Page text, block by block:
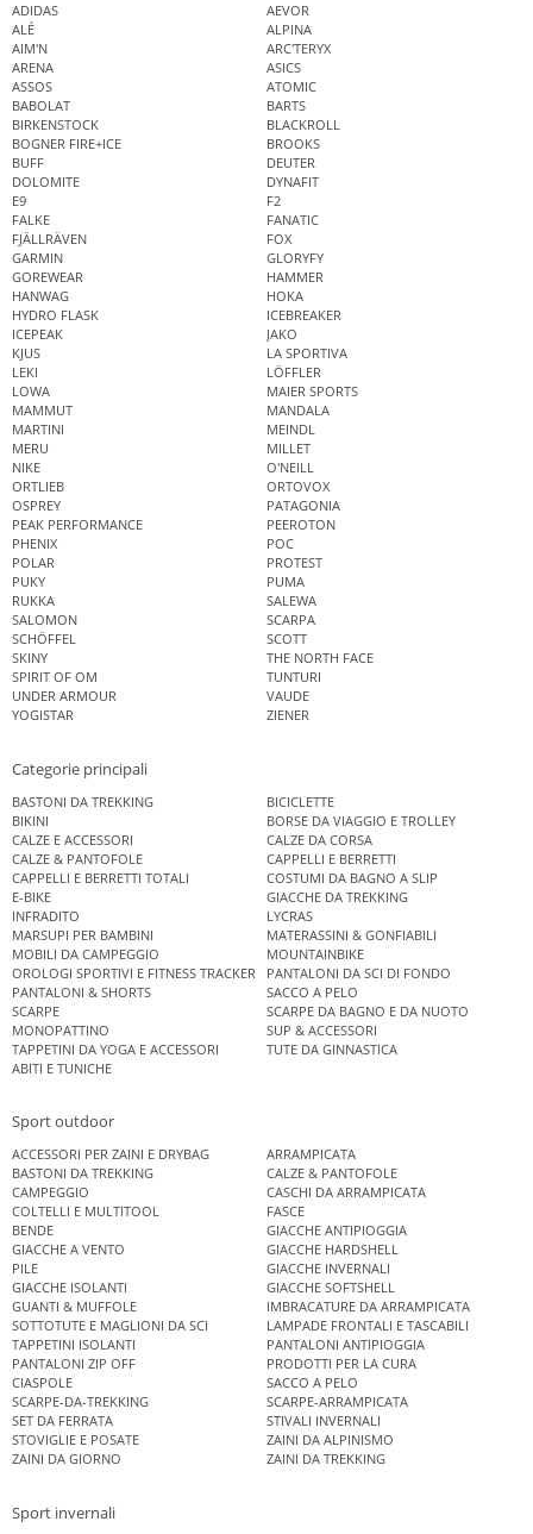
ADIDAS
AEVOR
ALÉ
ALPINA
AIM'N
ARC'TERYX
ARENA
ASICS
ASSOS
ATOMIC
BABOLAT
BARTS
BIRKENSTOCK
BLACKROLL
BOGNER FIRE+ICE
BROOKS
BUFF
DEUTER
DOLOMITE
DYNAFIT
E9
F2
FALKE
FANATIC
FJÄLLRÄVEN
FOX
GARMIN
GLORYFY
GOREWEAR
HAMMER
HANWAG
HOKA
HYDRO FLASK
ICEBREAKER
ICEPEAK
JAKO
KJUS
LA SPORTIVA
LEKI
LÖFFLER
LOWA
MAIER SPORTS
MAMMUT
MANDALA
MARTINI
MEINDL
MERU
MILLET
NIKE
O'NEILL
ORTLIEB
ORTOVOX
OSPREY
PATAGONIA
PEAK PERFORMANCE
PEEROTON
PHENIX
POC
POLAR
PROTEST
PUKY
PUMA
RUKKA
SALEWA
SALOMON
SCARPA
SCHÖFFEL
SCOTT
SKINY
THE NORTH FACE
SPIRIT OF OM
TUNTURI
UNDER ARMOUR
VAUDE
YOGISTAR
ZIENER
Categorie principali
BASTONI DA TREKKING
BICICLETTE
BIKINI
BORSE DA VIAGGIO E TROLLEY
CALZE E ACCESSORI
CALZE DA CORSA
CALZE & PANTOFOLE
CAPPELLI E BERRETTI
CAPPELLI E BERRETTI TOTALI
COSTUMI DA BAGNO A SLIP
E-BIKE
GIACCHE DA TREKKING
INFRADITO
LYCRAS
MARSUPI PER BAMBINI
MATERASSINI & GONFIABILI
MOBILI DA CAMPEGGIO
MOUNTAINBIKE
OROLOGI SPORTIVI E FITNESS TRACKER
PANTALONI DA SCI DI FONDO
PANTALONI & SHORTS
SACCO A PELO
SCARPE
SCARPE DA BAGNO E DA NUOTO
MONOPATTINO
SUP & ACCESSORI
TAPPETINI DA YOGA E ACCESSORI
TUTE DA GINNASTICA
ABITI E TUNICHE
Sport outdoor
ACCESSORI PER ZAINI E DRYBAG
ARRAMPICATA
BASTONI DA TREKKING
CALZE & PANTOFOLE
CAMPEGGIO
CASCHI DA ARRAMPICATA
COLTELLI E MULTITOOL
FASCE
BENDE
GIACCHE ANTIPIOGGIA
GIACCHE A VENTO
GIACCHE HARDSHELL
PILE
GIACCHE INVERNALI
GIACCHE ISOLANTI
GIACCHE SOFTSHELL
GUANTI & MUFFOLE
IMBRACATURE DA ARRAMPICATA
SOTTOTUTE E MAGLIONI DA SCI
LAMPADE FRONTALI E TASCABILI
TAPPETINI ISOLANTI
PANTALONI ANTIPIOGGIA
PANTALONI ZIP OFF
PRODOTTI PER LA CURA
CIASPOLE
SACCO A PELO
SCARPE-DA-TREKKING
SCARPE-ARRAMPICATA
SET DA FERRATA
STIVALI INVERNALI
STOVIGLIE E POSATE
ZAINI DA ALPINISMO
ZAINI DA GIORNO
ZAINI DA TREKKING
Sport invernali